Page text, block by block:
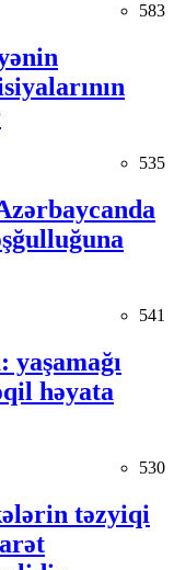
583
535
541
həyata
530
təzyiqi